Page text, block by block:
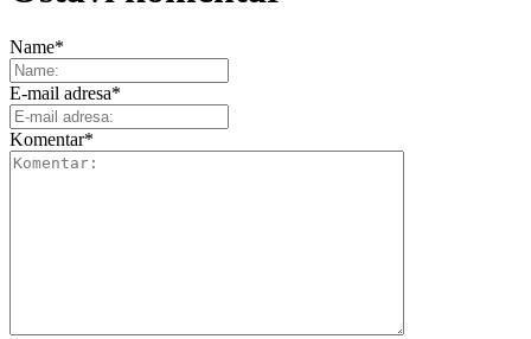
Name*
E-mail adresa*
Komentar*